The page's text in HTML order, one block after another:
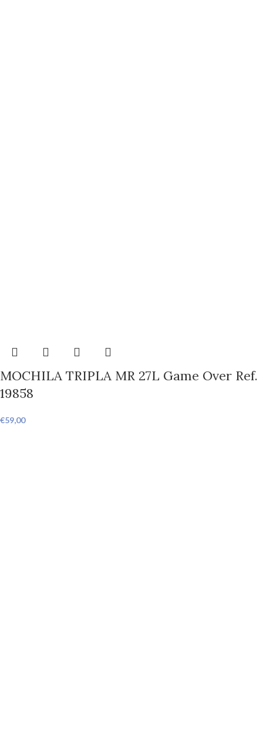
MOCHILA TRIPLA MR 27L Game Over Ref.
19858
€59,00